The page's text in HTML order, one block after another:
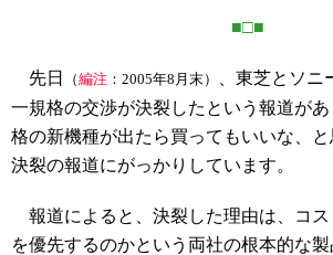
■□■
先日 （編注 ：2005年8月末）
、東芝とソ
一規格の交渉が決裂したという報道が
格の新機種が出たら買ってもいいな、と
決裂の報道にがっかりしています。
報道によると、決裂した理由は、コス
を優先するのかという両社の根本的な